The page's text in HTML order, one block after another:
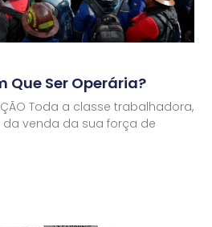
Que Ser Operária?
Toda a classe trabalhadora,
venda da sua força de